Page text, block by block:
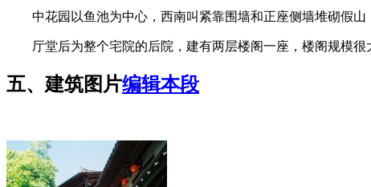
中花园以鱼池为中心，西南叫紧靠围墙和正座侧墙堆砌假山
厅堂后为整个宅院的后院，建有两层楼阁一座，楼阁规模很
五、建筑图片编辑本段